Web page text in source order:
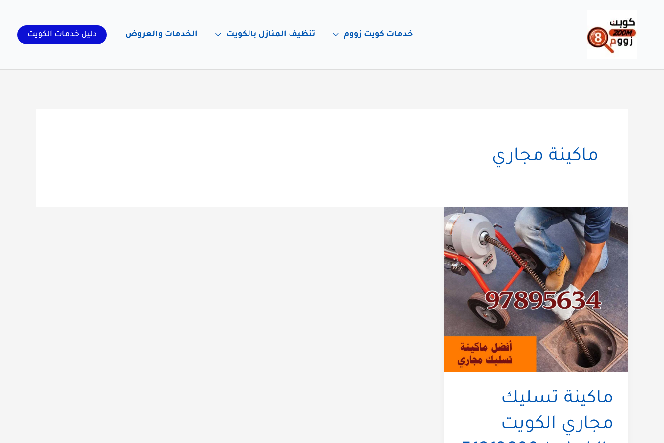
المحتوى
خدمات كويت زووم تنظيف المنازل بالكويت الخدمات والعروض دليل خدمات الكويت
ماكينة مجاري
ماكينة تسليك
مجاري الكويت